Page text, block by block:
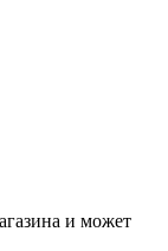
и может